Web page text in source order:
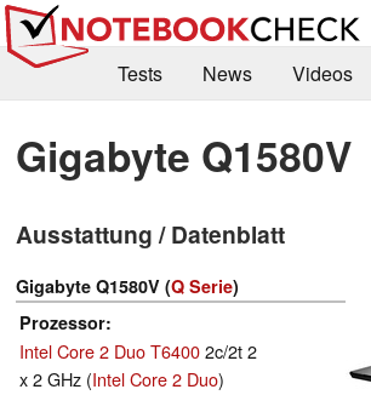
Tests News
Videos
Kaufberatung
Deals Suche
Forum
Gigabyte Q1580V
Ausstattung / Datenblatt
Gigabyte Q1580V (Q Serie)
Prozessor
Intel Core 2 Duo T64002c/2t 2
x 2 GHz (Intel Core 2 Duo)